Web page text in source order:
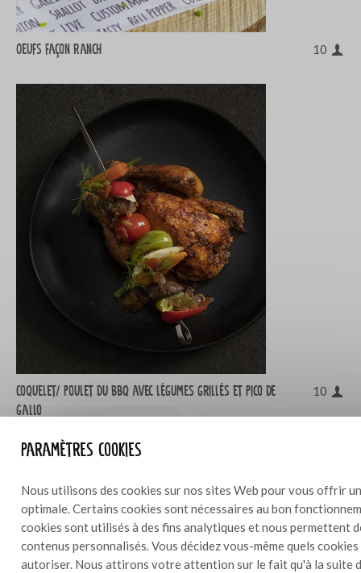
Paramètres cookies
Nous utilisons des cookies sur nos sites Web pour vous offrir
optimale. Certains cookies sont nécessaires au bon
cookies sont utilisés à des fins analytiques et nous permettent
contenus personnalisés. Vous décidez vous-même quels
autoriser. Nous attirons votre attention sur le fait qu'à la suite
Oeufs façon ranch 10
Coquelet/ poulet du bbq avec légumes grillés et Pico de
gallo
10